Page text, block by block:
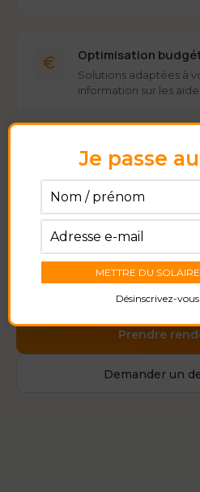
Optimisation
Solutions adaptées à
information sur les
APPELEZ-NOUS
04 65 84 46 45
Prendre
Demander un
Je passe
Désinscrivez-